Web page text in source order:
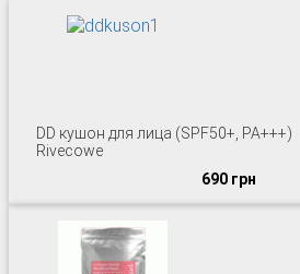
DD кушон для лица (SPF50+, PA+++)
Rivecowe
690 грн